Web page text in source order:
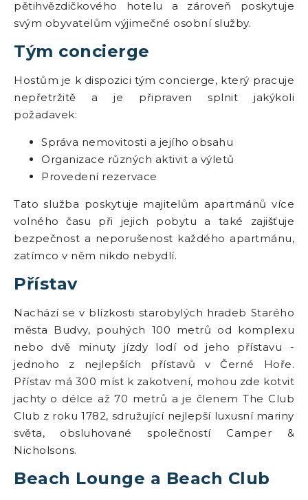
pětihvězdičkového hotelu a zároveň poskytuje
svým obyvatelům výjimečné osobní služby.
Tým concierge
Hostům je k dispozici tým concierge, který pracuje
nepřetržitě a je připraven splnit jakýkoli
požadavek:
Správa nemovitosti a jejího obsahu
Organizace různých aktivit a výletů
Provedení rezervace
Tato služba poskytuje majitelům apartmánů více
volného času při jejich pobytu a také zajišťuje
bezpečnost a neporušenost každého apartmánu,
zatímco v něm nikdo nebydlí.
Přístav
Nachází se v blízkosti starobylých hradeb Starého
města Budvy, pouhých 100 metrů od komplexu
nebo dvě minuty jízdy lodí od jeho přístavu -
jednoho z nejlepších přístavů v Černé Hoře.
Přístav má 300 míst k zakotvení, mohou zde kotvit
jachty o délce až 70 metrů a je členem The Club
Club z roku 1782, sdružující nejlepší luxusní mariny
světa, obsluhované společností Camper &
Nicholsons.
Beach Lounge a Beach Club